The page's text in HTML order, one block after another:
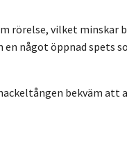
rörelse, vilket minskar
något öppnad spets
bekväm att